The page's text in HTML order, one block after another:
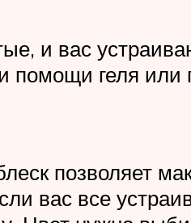
и вас
помощи геля
позволяет
вас все